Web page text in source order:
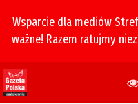
Wsparcie dla mediów
ważne! Razem ratujmy